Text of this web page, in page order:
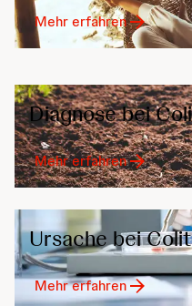
Mehr erfahren
Diagnose bei
Mehr erfahren
Ursache bei
Mehr erfahren